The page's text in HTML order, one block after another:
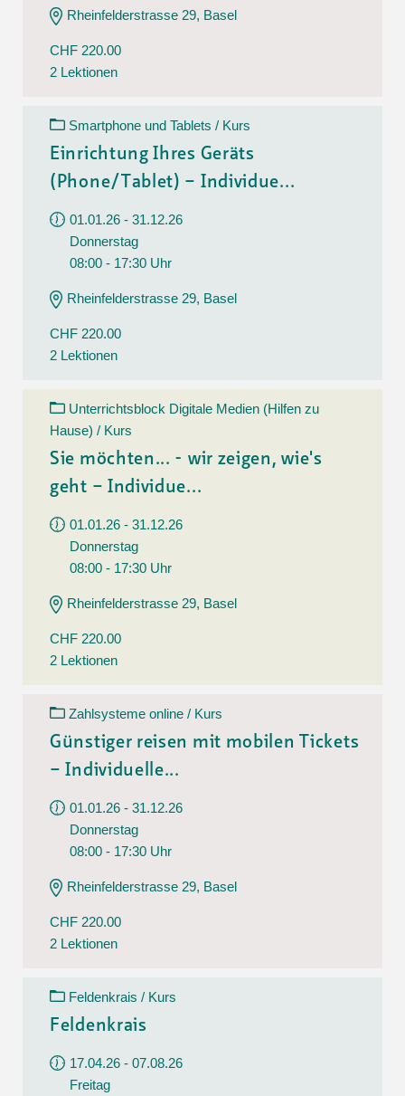
Rheinfelderstrasse 29, Basel
CHF 220.00
2 Lektionen
Smartphone und Tablets / Kurs
Einrichtung Ihres Geräts
(Phone/Tablet) – Individue...
01.01.26 - 31.12.26
Donnerstag
08:00 - 17:30 Uhr
Rheinfelderstrasse 29, Basel
CHF 220.00
2 Lektionen
Unterrichtsblock Digitale Medien (Hilfen zu
Hause) / Kurs
Sie möchten... - wir zeigen, wie's
geht – Individue...
01.01.26 - 31.12.26
Donnerstag
08:00 - 17:30 Uhr
Rheinfelderstrasse 29, Basel
CHF 220.00
2 Lektionen
Zahlsysteme online / Kurs
Günstiger reisen mit mobilen Tickets
– Individuelle...
01.01.26 - 31.12.26
Donnerstag
08:00 - 17:30 Uhr
Rheinfelderstrasse 29, Basel
CHF 220.00
2 Lektionen
Feldenkrais / Kurs
Feldenkrais
17.04.26 - 07.08.26
Freitag